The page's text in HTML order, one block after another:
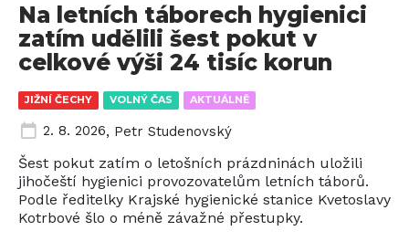
JIŽNÍ ČECHY VOLNÝ ČAS AKTUÁLNĚ
Na letních táborech hygienici
zatím udělili šest pokut v
celkové výši 24 tisíc korun
2. 8. 2026, Petr Studenovský
Šest pokut zatím o letošních prázdninách uložili
jihočeští hygienici provozovatelům letních táborů.
Podle ředitelky Krajské hygienické stanice Kvetoslavy
Kotrbové šlo o méně závažné přestupky.